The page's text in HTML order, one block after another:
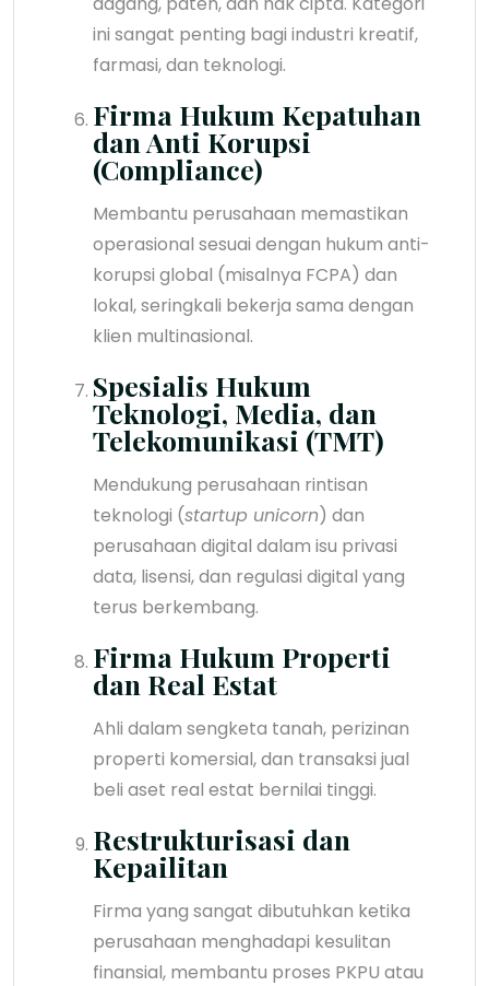
ini sangat penting bagi industri kreatif,
farmasi, dan teknologi.
Firma Hukum Kepatuhan
dan Anti Korupsi
(Compliance)
Membantu perusahaan memastikan
operasional sesuai dengan hukum anti-
korupsi global (misalnya FCPA) dan
lokal, seringkali bekerja sama dengan
klien multinasional.
Spesialis Hukum
Teknologi, Media, dan
Telekomunikasi (TMT)
Mendukung perusahaan rintisan
teknologi (startup unicorn) dan
perusahaan digital dalam isu privasi
data, lisensi, dan regulasi digital yang
terus berkembang.
Firma Hukum Properti
dan Real Estat
Ahli dalam sengketa tanah, perizinan
properti komersial, dan transaksi jual
beli aset real estat bernilai tinggi.
Restrukturisasi dan
Kepailitan
Firma yang sangat dibutuhkan ketika
perusahaan menghadapi kesulitan
finansial, membantu proses PKPU atau